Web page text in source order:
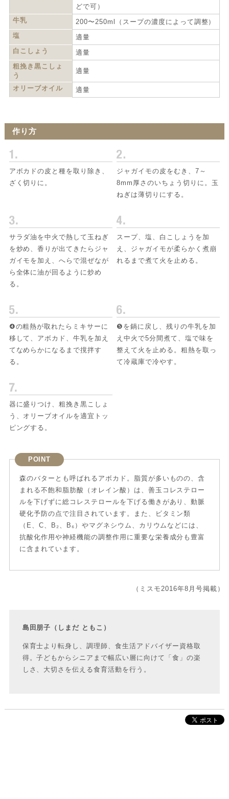
どで可）
牛乳
200〜250ml（スープの濃度によって調整）
塩
適量
白こしょう
適量
粗挽き黒こしょ
う
適量
オリーブオイル 適量
作り方
アボカドの皮と種を取り除き、
ざく切りに。
ジャガイモの皮をむき、7～
8mm厚さのいちょう切りに。玉
ねぎは薄切りにする。
サラダ油を中火で熱して玉ねぎ
を炒め、香りが出てきたらジャ
ガイモを加え、へらで混ぜなが
ら全体に油が回るように炒め
る。
スープ、塩、白こしょうを加
え、ジャガイモが柔らかく煮崩
れるまで煮て火を止める。
❹の粗熱が取れたらミキサーに
移して、アボカド、牛乳を加え
てなめらかになるまで撹拌す
る。
❺を鍋に戻し、残りの牛乳を加
え中火で5分間煮て、塩で味を
整えて火を止める。粗熱を取っ
て冷蔵庫で冷やす。
器に盛りつけ、粗挽き黒こしょ
う、オリーブオイルを適宜トッ
ピングする。
POINT
森のバターとも呼ばれるアボカド。脂質が多いものの、含
まれる不飽和脂肪酸（オレイン酸）は、善玉コレステロー
ルを下げずに総コレステロールを下げる働きがあり、動脈
硬化予防の点で注目されています。また、ビタミン類
（E、C、B₂、B₆）やマグネシウム、カリウムなどには、
抗酸化作用や神経機能の調整作用に重要な栄養成分も豊富
に含まれています。
（ミスモ2016年8月号掲載）
島田朋子（しまだ ともこ）
保育士より転身し、調理師、食生活アドバイザー資格取
得。子どもからシニアまで幅広い層に向けて「食」の楽
しさ、大切さを伝える食育活動を行う。